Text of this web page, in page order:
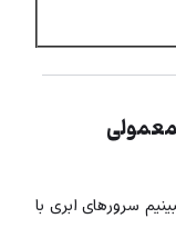
سرورهای ابری با